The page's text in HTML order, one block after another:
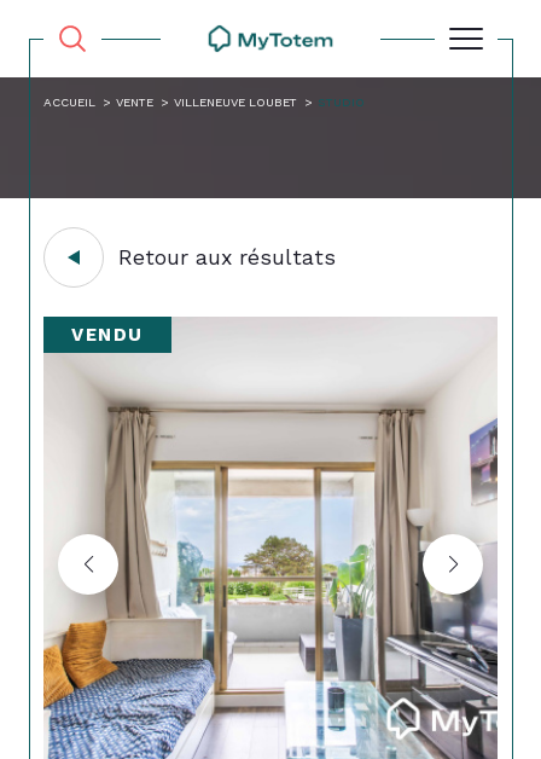
ACCUEIL VENTE VILLENEUVE LOUBET STUDIO
Retour aux résultats
VENDU